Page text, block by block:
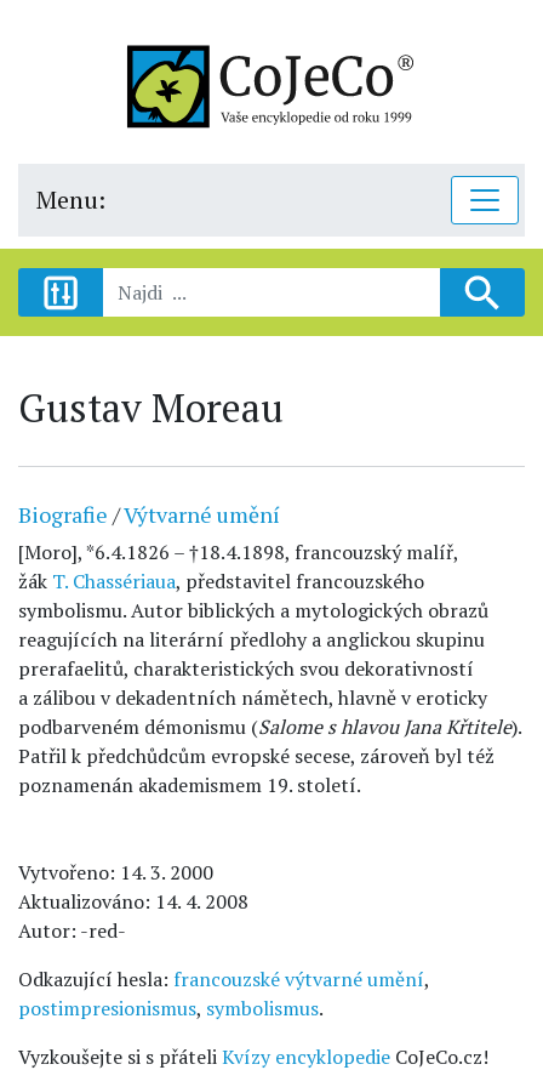
Menu:
Gustav Moreau
Biografie /Výtvarné umění
[Moro], *6.4.1826 – †18.4.1898, francouzský malíř,
žák T. Chassériaua, představitel francouzského
symbolismu. Autor biblických a mytologických obrazů
reagujících na literární předlohy a anglickou skupinu
prerafaelitů, charakteristických svou dekorativností
a zálibou v dekadentních námětech, hlavně v eroticky
podbarveném démonismu (Salome s hlavou Jana Křtitele).
Patřil k předchůdcům evropské secese, zároveň byl též
poznamenán akademismem 19. století.
Vytvořeno: 14. 3. 2000
Aktualizováno: 14. 4. 2008
Autor: -red-
Odkazující hesla: francouzské výtvarné umění,
postimpresionismus, symbolismus.
Vyzkoušejte si s přáteliKvízy encyklopedie CoJeCo.cz!